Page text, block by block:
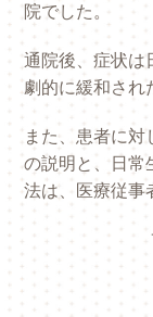
院でした。
通院後、症状は
劇的に緩和され
また、患者に対
の説明と、日常
法は、医療従事